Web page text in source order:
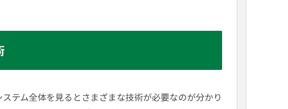
テム全体を見るとさまざまな技術が必要なのが分かり